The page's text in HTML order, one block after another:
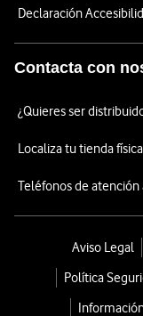
Declaración
Contacta con
¿Quieres ser
Localiza tu tienda física
Teléfonos de
Aviso Legal
Política